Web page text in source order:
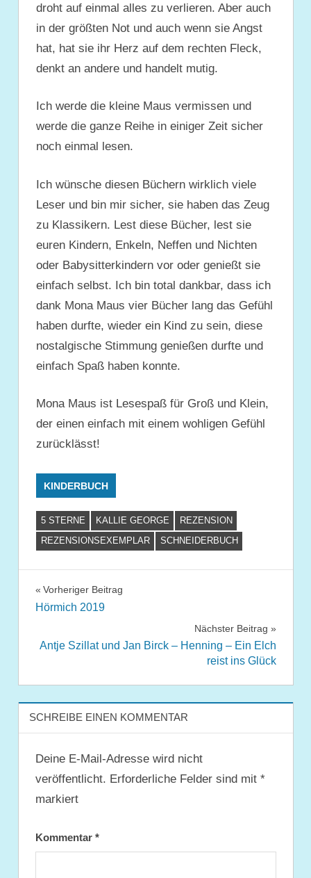
droht auf einmal alles zu verlieren. Aber auch
in der größten Not und auch wenn sie Angst
hat, hat sie ihr Herz auf dem rechten Fleck,
denkt an andere und handelt mutig.
Ich werde die kleine Maus vermissen und
werde die ganze Reihe in einiger Zeit sicher
noch einmal lesen.
Ich wünsche diesen Büchern wirklich viele
Leser und bin mir sicher, sie haben das Zeug
zu Klassikern. Lest diese Bücher, lest sie
euren Kindern, Enkeln, Neffen und Nichten
oder Babysitterkindern vor oder genießt sie
einfach selbst. Ich bin total dankbar, dass ich
dank Mona Maus vier Bücher lang das Gefühl
haben durfte, wieder ein Kind zu sein, diese
nostalgische Stimmung genießen durfte und
einfach Spaß haben konnte.
Mona Maus ist Lesespaß für Groß und Klein,
der einen einfach mit einem wohligen Gefühl
zurücklässt!
KINDERBUCH
5 STERNE KALLIE GEORGE
REZENSION
REZENSIONSEXEMPLAR
SCHNEIDERBUCH
Beitragsnavigation
Vorheriger Beitrag
Hörmich 2019
Nächster Beitrag
Antje Szillat und Jan Birck – Henning – Ein Elch
reist ins Glück
SCHREIBE EINEN KOMMENTAR
Deine E-Mail-Adresse wird nicht
veröffentlicht. Erforderliche Felder sind mit *
markiert
Kommentar *